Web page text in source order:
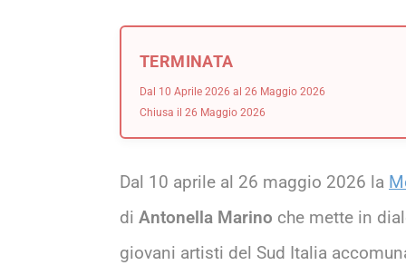
TERMINATA
Dal 10 Aprile 2026 al 26 Maggio 2026
Chiusa il 26 Maggio 2026
Dal 10 aprile al 26 maggio 2026 la
di Antonella Marino che mette in
giovani artisti del Sud Italia